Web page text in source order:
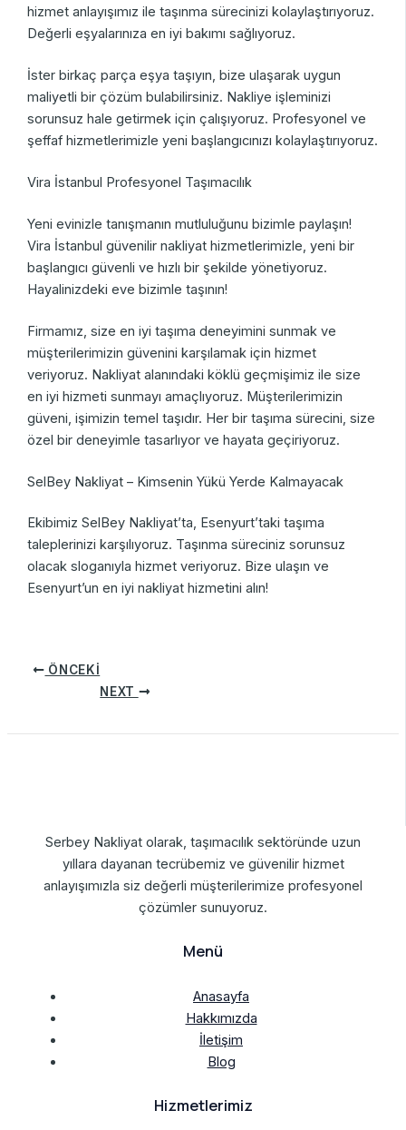
hizmet anlayışımız ile taşınma sürecinizi kolaylaştırıyoruz.
Değerli eşyalarınıza en iyi bakımı sağlıyoruz.
İster birkaç parça eşya taşıyın, bize ulaşarak uygun
maliyetli bir çözüm bulabilirsiniz. Nakliye işleminizi
sorunsuz hale getirmek için çalışıyoruz. Profesyonel ve
şeffaf hizmetlerimizle yeni başlangıcınızı kolaylaştırıyoruz.
Vira İstanbul Profesyonel Taşımacılık
Yeni evinizle tanışmanın mutluluğunu bizimle paylaşın!
Vira İstanbul güvenilir nakliyat hizmetlerimizle, yeni bir
başlangıcı güvenli ve hızlı bir şekilde yönetiyoruz.
Hayalinizdeki eve bizimle taşının!
Firmamız, size en iyi taşıma deneyimini sunmak ve
müşterilerimizin güvenini karşılamak için hizmet
veriyoruz. Nakliyat alanındaki köklü geçmişimiz ile size
en iyi hizmeti sunmayı amaçlıyoruz. Müşterilerimizin
güveni, işimizin temel taşıdır. Her bir taşıma sürecini, size
özel bir deneyimle tasarlıyor ve hayata geçiriyoruz.
SelBey Nakliyat – Kimsenin Yükü Yerde Kalmayacak
Ekibimiz SelBey Nakliyat’ta, Esenyurt’taki taşıma
taleplerinizi karşılıyoruz. Taşınma süreciniz sorunsuz
olacak sloganıyla hizmet veriyoruz. Bize ulaşın ve
Esenyurt’un en iyi nakliyat hizmetini alın!
ÖNCEKI
NEXT
Serbey Nakliyat olarak, taşımacılık sektöründe uzun
yıllara dayanan tecrübemiz ve güvenilir hizmet
anlayışımızla siz değerli müşterilerimize profesyonel
çözümler sunuyoruz.
Menü
Anasayfa
Hakkımızda
İletişim
Blog
Hizmetlerimiz